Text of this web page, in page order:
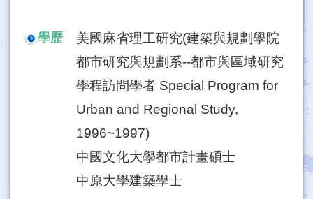
學歷
美國麻省理工研究(建築與規劃學院
都市研究與規劃系--都市與區域研究
學程訪問學者 Special Program for
Urban and Regional Study,
1996~1997)
中國文化大學都市計畫碩士
中原大學建築學士